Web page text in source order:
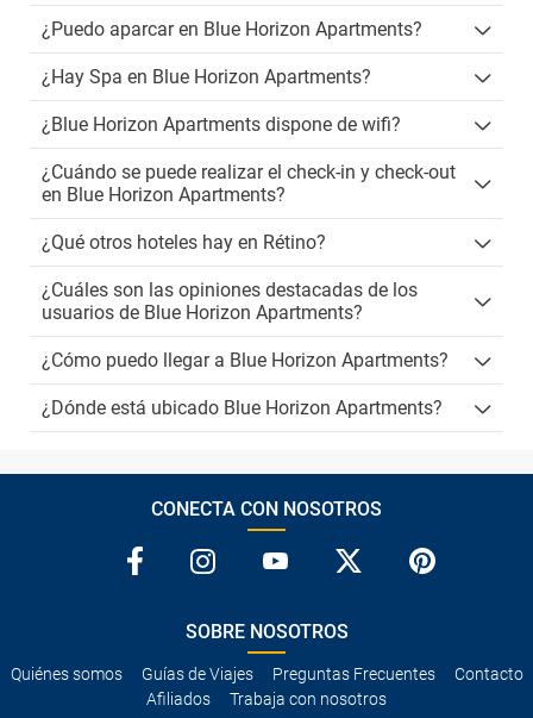
¿Puedo aparcar en Blue Horizon Apartments?
¿Hay Spa en Blue Horizon Apartments?
¿Blue Horizon Apartments dispone de wifi?
¿Cuándo se puede realizar el check-in y check-out
en Blue Horizon Apartments?
¿Qué otros hoteles hay en Rétino?
¿Cuáles son las opiniones destacadas de los
usuarios de Blue Horizon Apartments?
¿Cómo puedo llegar a Blue Horizon Apartments?
¿Dónde está ubicado Blue Horizon Apartments?
CONECTA CON NOSOTROS
SOBRE NOSOTROS
Quiénes somos Guías de Viajes Preguntas Frecuentes
Contacto
Afiliados
Trabaja con nosotros